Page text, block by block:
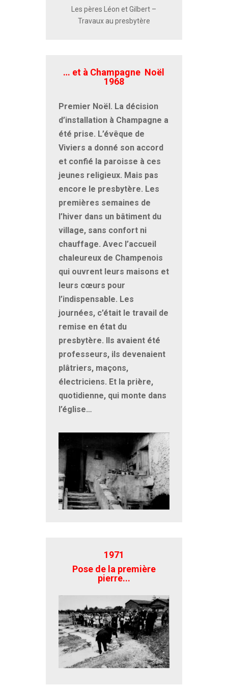
Les pères Léon et Gilbert –
Travaux au presbytère
… et à Champagne Noël
1968
Premier Noël. La décision
d’installation à Champagne a
été prise. L’évêque de
Viviers a donné son accord
et confié la paroisse à ces
jeunes religieux. Mais pas
encore le presbytère. Les
premières semaines de
l’hiver dans un bâtiment du
village, sans confort ni
chauffage. Avec l’accueil
chaleureux de Champenois
qui ouvrent leurs maisons et
leurs cœurs pour
l’indispensable. Les
journées, c’était le travail de
remise en état du
presbytère. Ils avaient été
professeurs, ils devenaient
plâtriers, maçons,
électriciens. Et la prière,
quotidienne, qui monte dans
l’église…
1971
Pose de la première
pierre...